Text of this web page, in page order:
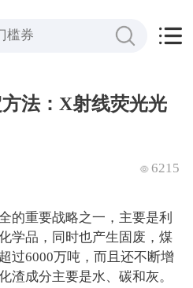
法：X射线荧光光
6215
的重要战略之一，主要是利
学品，同时也产生固废，煤
过6000万吨，而且还不断增
渣成分主要是水、碳和灰。